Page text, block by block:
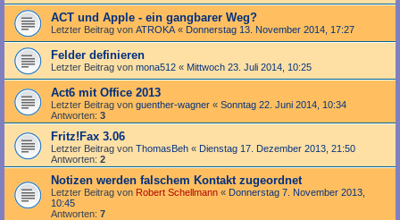
ACT und Apple - ein gangbarer Weg?
Letzter Beitrag von ATROKA « Donnerstag 13. November 2014, 17:27
Felder definieren
Letzter Beitrag von mona512 « Mittwoch 23. Juli 2014, 10:25
Act6 mit Office 2013
Letzter Beitrag von guenther-wagner « Sonntag 22. Juni 2014, 10:34
Antworten: 3
Fritz!Fax 3.06
Letzter Beitrag von ThomasBeh « Dienstag 17. Dezember 2013, 21:50
Antworten: 2
Notizen werden falschem Kontakt zugeordnet
Letzter Beitrag von Robert Schellmann « Donnerstag 7. November 2013,
10:45
Antworten: 7